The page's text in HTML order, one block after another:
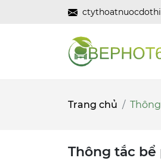
Trang chủ
Thông tắc bể